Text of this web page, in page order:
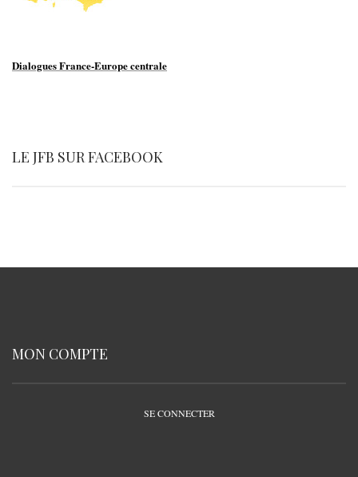
Dialogues France-Europe centrale
LE JFB SUR FACEBOOK
MON COMPTE
SE CONNECTER